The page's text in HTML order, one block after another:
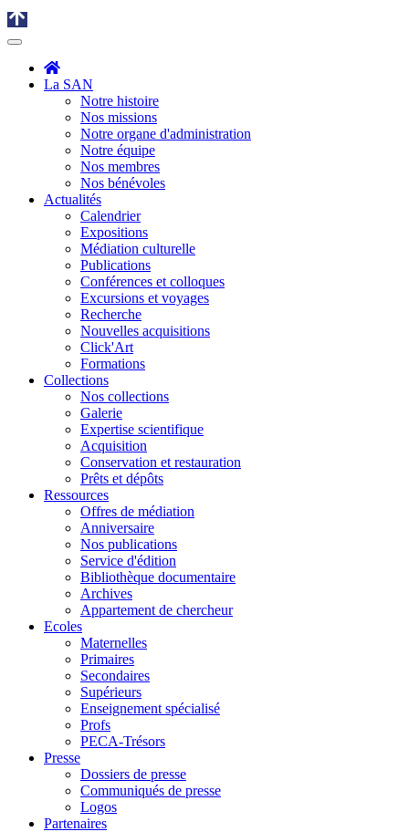
La SAN
Notre histoire
Nos missions
Notre organe d'administration
Notre équipe
Nos membres
Nos bénévoles
Actualités
Calendrier
Expositions
Médiation culturelle
Publications
Conférences et colloques
Excursions et voyages
Recherche
Nouvelles acquisitions
Click'Art
Formations
Collections
Nos collections
Galerie
Expertise scientifique
Acquisition
Conservation et restauration
Prêts et dépôts
Ressources
Offres de médiation
Anniversaire
Nos publications
Service d'édition
Bibliothèque documentaire
Archives
Appartement de chercheur
Ecoles
Maternelles
Primaires
Secondaires
Supérieurs
Enseignement spécialisé
Profs
PECA-Trésors
Presse
Dossiers de presse
Communiqués de presse
Logos
Partenaires